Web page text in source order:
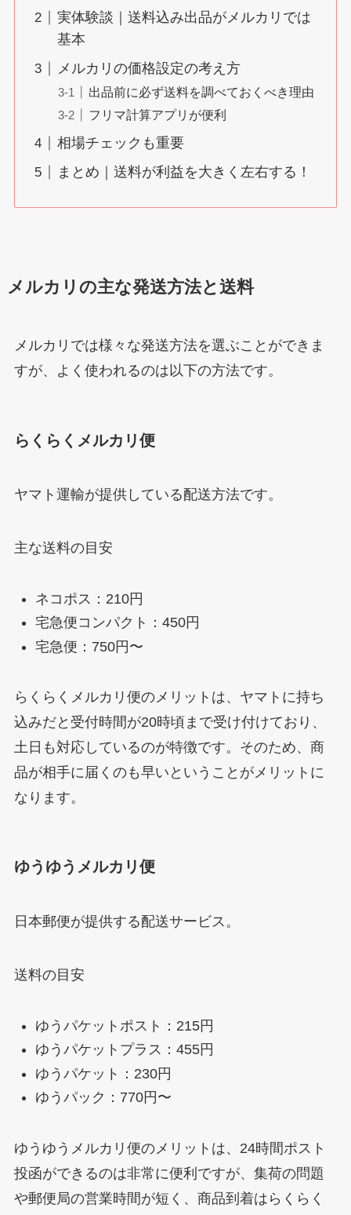
実体験談｜送料込み出品がメルカリでは
基本
メルカリの価格設定の考え方
出品前に必ず送料を調べておくべき理由
フリマ計算アプリが便利
相場チェックも重要
まとめ｜送料が利益を大きく左右する！
メルカリの主な発送方法と送料
メルカリでは様々な発送方法を選ぶことができま
すが、よく使われるのは以下の方法です。
らくらくメルカリ便
ヤマト運輸が提供している配送方法です。
主な送料の目安
ネコポス：210円
宅急便コンパクト：450円
宅急便：750円〜
らくらくメルカリ便のメリットは、ヤマトに持ち
込みだと受付時間が20時頃まで受け付けており、
土日も対応しているのが特徴です。そのため、商
品が相手に届くのも早いということがメリットに
なります。
ゆうゆうメルカリ便
日本郵便が提供する配送サービス。
送料の目安
ゆうパケットポスト：215円
ゆうパケットプラス：455円
ゆうパケット：230円
ゆうパック：770円〜
ゆうゆうメルカリ便のメリットは、24時間ポスト
投函ができるのは非常に便利ですが、集荷の問題
や郵便局の営業時間が短く、商品到着はらくらく